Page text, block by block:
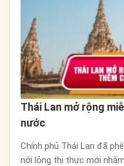
Thái Lan mở rộng
nước
Chính phủ Thái Lan đã
nới lỏng thị thực mới